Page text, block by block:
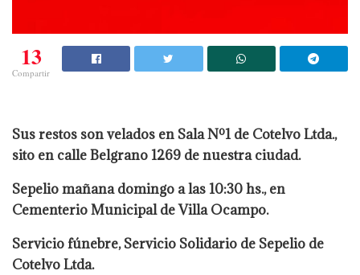
13
Compartir
Sus restos son velados en Sala Nº1 de Cotelvo Ltda.,
sito en calle Belgrano 1269 de nuestra ciudad.
Sepelio mañana domingo a las 10:30 hs., en
Cementerio Municipal de Villa Ocampo.
Servicio fúnebre, Servicio Solidario de Sepelio de
Cotelvo Ltda.